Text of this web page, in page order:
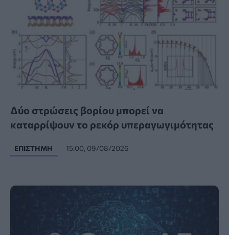
Δύο στρώσεις βορίου μπορεί να
καταρρίψουν το ρεκόρ υπεραγωγιμότητας
ΕΠΙΣΤΉΜΗ 15:00, 09/08/2026